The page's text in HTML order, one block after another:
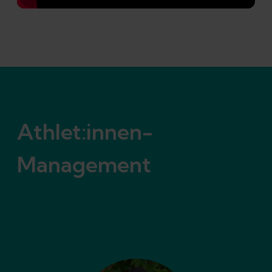
Athlet:innen-
Management